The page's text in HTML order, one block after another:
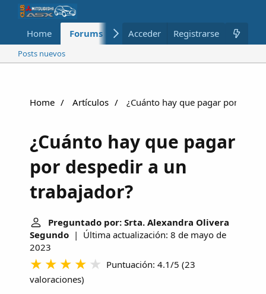
Home Forums Nuevo Miembros
Acceder Registrarse
Posts nuevos
Home Artículos ¿Cuánto hay que pagar por
¿Cuánto hay que pagar
por despedir a un
trabajador?
Preguntado por: Srta. Alexandra Olivera
Segundo | Última actualización: 8 de mayo de
2023
Puntuación: 4.1/5 (23
valoraciones)